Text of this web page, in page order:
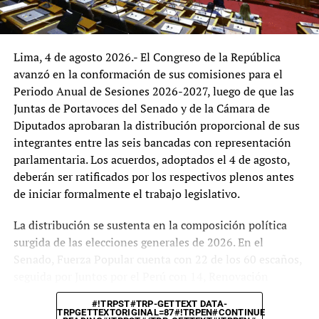
nacionales y una amplia participación de los actores del
sector, con el propósito de consolidar una institución
necesidades del agro peruano.
Lima, 4 de agosto 2026.- El Congreso de la República
avanzó en la conformación de sus comisiones para el
Periodo Anual de Sesiones 2026-2027, luego de que las
Juntas de Portavoces del Senado y de la Cámara de
Diputados aprobaran la distribución proporcional de sus
integrantes entre las seis bancadas con representación
parlamentaria. Los acuerdos, adoptados el 4 de agosto,
deberán ser ratificados por los respectivos plenos antes
de iniciar formalmente el trabajo legislativo.
La distribución se sustenta en la composición política
surgida de las elecciones generales de 2026. En el
Senado, Fuerza Popular cuenta con 22 de los 60 escaños,
Popular con 8, Partido del Buen Gobierno con 7, Partido
Cívico Obras con 5 y Ahora Nación con 4. En la Cámara
#!TRPST#TRP-GETTEXT DATA-
TRPGETTEXTORIGINAL=87#!TRPEN#CONTINUE